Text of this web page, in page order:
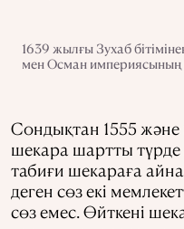
1639 жылғы Зухаб
мен Осман
Сондықтан 1555 және
шекара шартты түрде
табиғи шекараға
деген сөз екі
сөз емес. Өйткені